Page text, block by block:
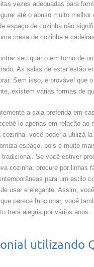
vezes adequadas para
até o abuso muito melhor
espaço de cozinha não
mesa de cozinha e cadeiras.
seu quarto em torno de
As salas de estar estão
Sem isso, é provável que
existem várias formas de
a sala preferida em
lo apenas em relação ao
cozinha, você poderia utilizá-
espaço, pois é muito
Se você estiver
cozinha, procure por linhas
para um estilo
usar e elegante. Assim,
parece funcionar, você
trará alegria por vários anos.
utilizando